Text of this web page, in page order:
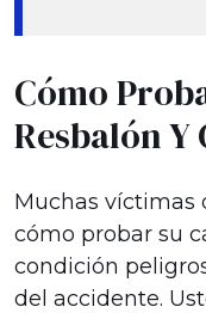
Cómo
Resbalón
Muchas víctimas
cómo probar su
condición
del accidente.